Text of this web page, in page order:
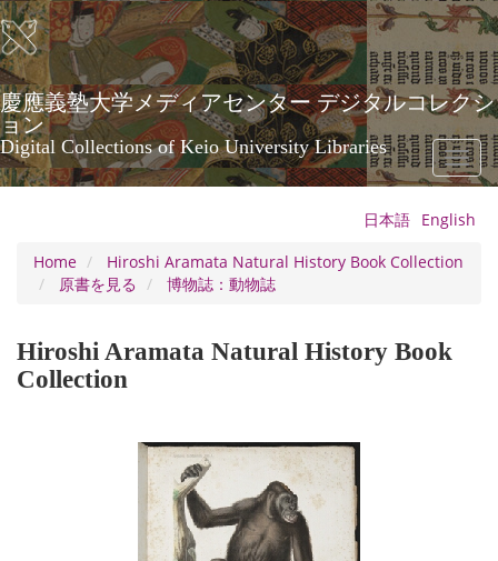
Skip
to
main
content
慶應義塾大学メディアセンター デジタルコレクシ
ョン
Digital Collections of Keio University Libraries
Toggle
日本語 English
Home
Hiroshi Aramata Natural History Book Collection
原書を見る
博物誌：動物誌
Hiroshi Aramata Natural History Book
Collection